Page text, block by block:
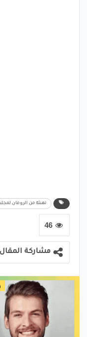
تهنئة من الرومان
46
مشاركة المقال